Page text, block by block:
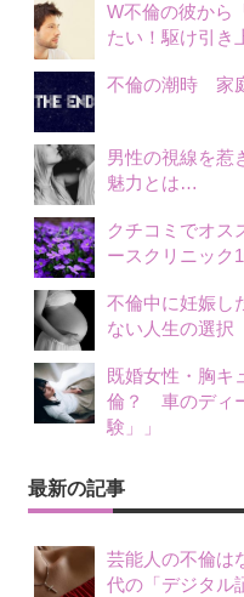
W不倫の彼から
たい！駆け引き
不倫の潮時 家
男性の視線を惹
魅力とは…
クチコミでオス
ースクリニック
不倫中に妊娠し
ない人生の選択
既婚女性・胸キ
倫？ 車のディ
験」」
最新の記事
芸能人の不倫は
代の「デジタル